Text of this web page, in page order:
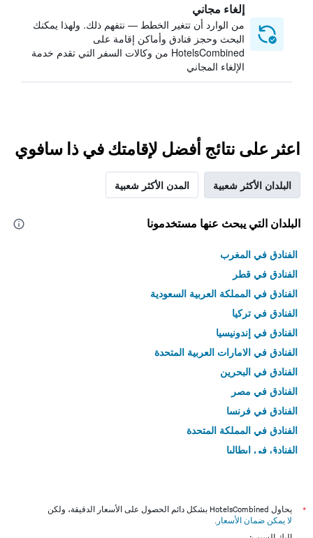
إلغاء مجاني
من الوارد أن تتغير الخطط — نتفهم ذلك. ولهذا يمكنك
البحث وحجز فنادق وأماكن إقامة على
HotelsCombined من وكالات السفر التي تقدم خدمة
الإلغاء المجاني
اعثر على نتائج أفضل لإقامتك في ذا سافوي
البلدان الأكثر شعبية المدن الأكثر شعبية
البلدان التي يبحث عنها مستخدمونا
الفنادق في المغرب
الفنادق في قطر
الفنادق في المملكة العربية السعودية
الفنادق في تركيا
الفنادق في إندونيسيا
الفنادق في الامارات العربية المتحدة
الفنادق في البحرين
الفنادق في مصر
الفنادق في فرنسا
الفنادق في المملكة المتحدة
الفنادق في إيطاليا
*
يحاول HotelsCombined بشكل دائم الحصول على الأسعار الدقيقة، ولكن
لا يمكن ضمان الأسعار .